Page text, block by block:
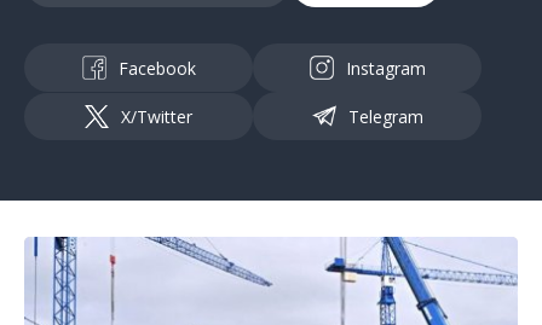
Facebook Instagram
X/Twitter Telegram